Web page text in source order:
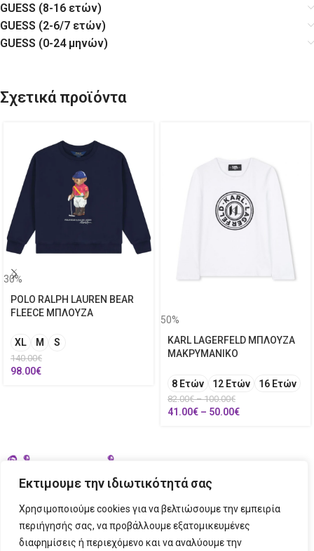
Εκτιμουμε την ιδιωτικότητά σας
Χρησιμοποιούμε cookies για να βελτιώσουμε την εμπειρία
περιήγησής σας, να προβάλλουμε εξατομικευμένες
διαφημίσεις ή περιεχόμενο και να αναλύουμε την
GUESS (8-16 ετών)
GUESS (2-6/7 ετών)
GUESS (0-24 μηνών)
Σχετικά προϊόντα
30%
POLO RALPH LAUREN BEAR
FLEECE ΜΠΛΟΥΖΑ
XL M S
140.00€
98.00€
50%
KARL LAGERFELD ΜΠΛΟΥΖΑ
ΜΑΚΡΥΜΑΝΙΚΟ
8 Ετών 12 Ετών 16 Ετών
82.00€ – 100.00€
41.00€ – 50.00€